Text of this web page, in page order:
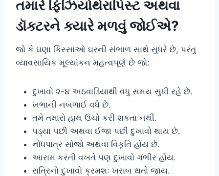
તમારે ફિઝિયોથેરાપિસ્ટ અથવા
ડૉક્ટરને ક્યારે મળવું જોઈએ?
જો કે ઘણા કિસ્સાઓ ઘરની સંભાળ સાથે સુધરે છે, પરંતુ
વ્યાવસાયિક મૂલ્યાંકન મહત્વપૂર્ણ છે જો:
દુખાવો ૨-૪ અઠવાડિયાથી વધુ સમય સુધી રહે છે.
ખભાની નબળાઈ વધે છે.
તમે તમારો હાથ ઉંચો કરી શકતા નથી.
પડ્યા પછી અથવા ઈજા પછી દુખાવો થાય છે.
નોંધપાત્ર સોજો અથવા વિકૃતિ હોય છે.
આરામ કરતી વખતે પણ દુખાવો ગંભીર હોય.
રાત્રિનો દુખાવો ક્રમશઃ ખરાબ થતો જાય.